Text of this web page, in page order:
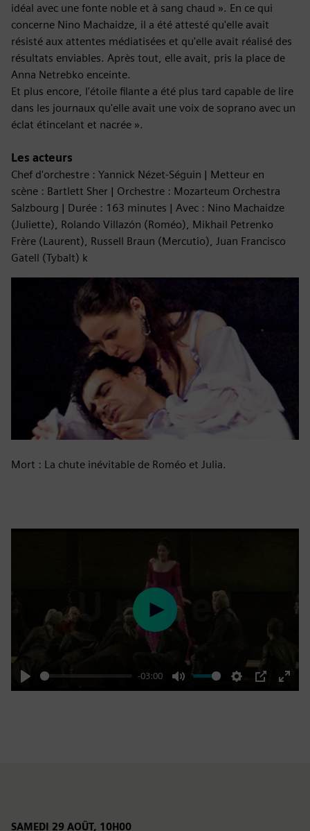
idéal avec une fonte noble et à sang chaud ». En ce qui
concerne Nino Machaidze, il a été attesté qu'elle avait
résisté aux attentes médiatisées et qu'elle avait réalisé des
résultats enviables. Après tout, elle avait, pris la place de
Anna Netrebko enceinte.
Et plus encore, l'étoile filante a été plus tard capable de lire
dans les journaux qu'elle avait une voix de soprano avec un
éclat étincelant et nacrée ».
Les acteurs
Chef d'orchestre : Yannick Nézet-Séguin | Metteur en
scène : Bartlett Sher | Orchestre : Mozarteum Orchestra
Salzbourg | Durée : 163 minutes | Avec : Nino Machaidze
(Juliette), Rolando Villazón (Roméo), Mikhail Petrenko
Frère (Laurent), Russell Braun (Mercutio), Juan Francisco
Gatell (Tybalt) k
Mort : La chute inévitable de Roméo et Julia.
Play
-03:00
Mute Settings
PIP
Enter
Play
SAMEDI 29 AOÛT, 10H00